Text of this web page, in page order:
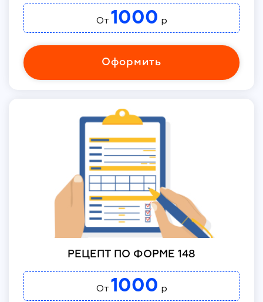
От 1000 р
Оформить
РЕЦЕПТ ПО ФОРМЕ 148
От 1000 р